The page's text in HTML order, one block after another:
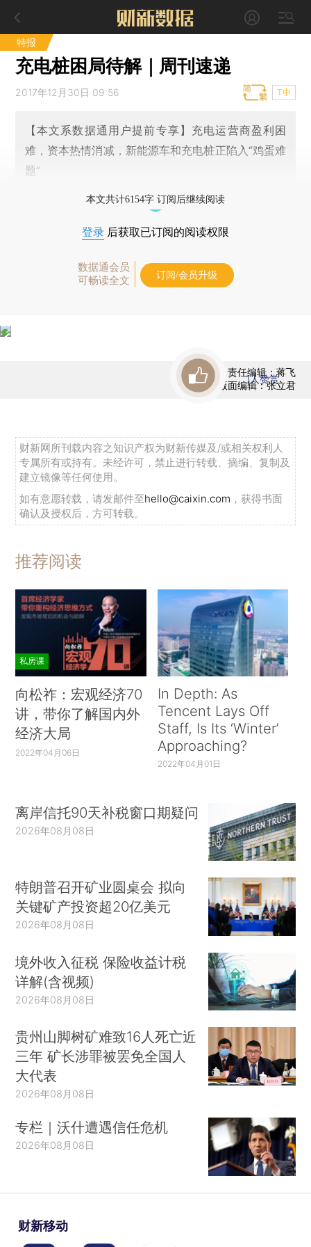
特报
充电桩困局待解｜周刊速递
2017年12月30日 09:56 T中
【本文系数据通用户提前专享】充电运营商盈利困
难，资本热情消减，新能源车和充电桩正陷入“鸡蛋难
题”
本文共计6154字 订阅后继续阅读
登录 后获取已订阅的阅读权限
数据通会员
可畅读全文
订阅/会员升级
责任编辑：蒋飞
版面编辑：张立君
1人赞赏
财新网所刊载内容之知识产权为财新传媒及/或相关权利人
专属所有或持有。未经许可，禁止进行转载、摘编、复制及
建立镜像等任何使用。
如有意愿转载，请发邮件至hello@caixin.com ，获得书面
确认及授权后，方可转载。
推荐阅读
私房课
向松祚：宏观经济70
讲，带你了解国内外
经济大局
2022年04月06日
In Depth: As
Tencent Lays Off
Staff, Is Its ‘Winter’
Approaching?
2022年04月01日
离岸信托90天补税窗口期疑问
2026年08月08日
特朗普召开矿业圆桌会 拟向
关键矿产投资超20亿美元
2026年08月08日
境外收入征税 保险收益计税
详解(含视频)
2026年08月08日
贵州山脚树矿难致16人死亡近
三年 矿长涉罪被罢免全国人
大代表
2026年08月08日
专栏｜沃什遭遇信任危机
2026年08月08日
财新移动